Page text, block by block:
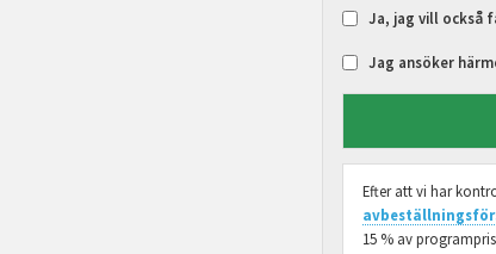
Ja, jag vill också
Jag ansöker
Efter att vi har
15 % av